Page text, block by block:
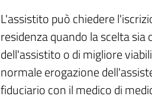
L'assistito può chiedere
residenza quando la scelta
dell'assistito o di migliore
normale erogazione
fiduciario con il medico di